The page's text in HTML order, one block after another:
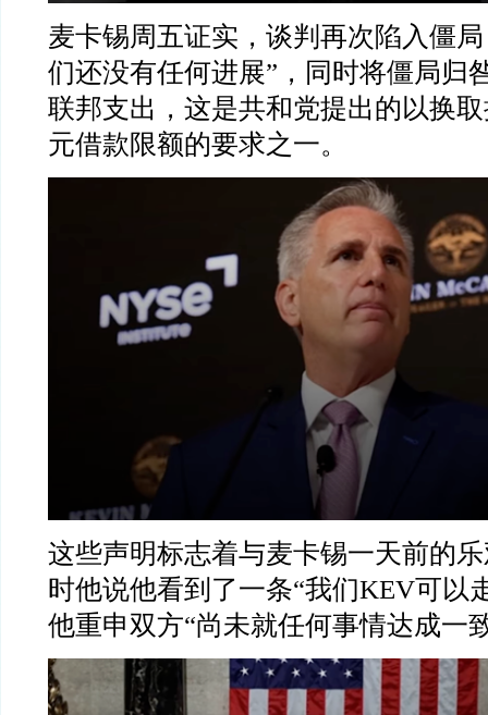
麦卡锡周五证实，谈判再次陷入僵
们还没有任何进展” ，同时将僵局归
联邦支出，这是共和党提出的以换
元借款限额的要求之一。
这些声明标志着与麦卡锡一天前的
时他说他看到了一条“我们KEV可以
他重申双方“尚未就任何事情达成一